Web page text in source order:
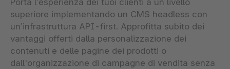
superiore implementando un CMS headless con
un’infrastruttura API-first. Approfitta subito dei
vantaggi offerti dalla personalizzazione dei
contenuti e delle pagine dei prodotti o
dall'organizzazione di campagne di vendita senza